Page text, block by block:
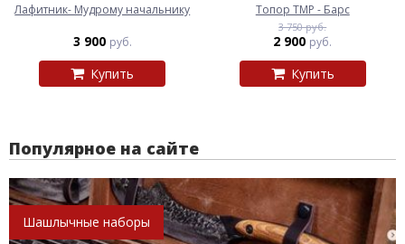
Лафитник- Мудрому начальнику
3 900 руб.
Купить
Топор ТМР - Барс
3 750 руб.
2 900 руб.
Купить
Популярное на сайте
Шашлычные наборы